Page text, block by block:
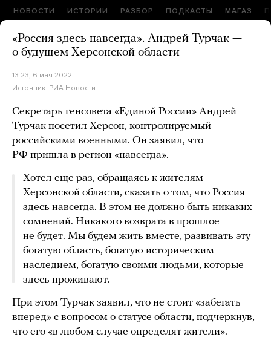
НОВОСТИ ИСТОРИИ РАЗБОР ПОДКАСТЫ МАГАЗ
«Россия здесь навсегда». Андрей Турчак —
о будущем Херсонской области
13:23, 6 мая 2022
Источник: РИА Новости
Секретарь генсовета «Единой России» Андрей
Турчак посетил Херсон, контролируемый
российскими военными. Он заявил, что
РФ пришла в регион «навсегда».
Хотел еще раз, обращаясь к жителям
Херсонской области, сказать о том, что Россия
здесь навсегда. В этом не должно быть никаких
сомнений. Никакого возврата в прошлое
не будет. Мы будем жить вместе, развивать эту
богатую область, богатую историческим
наследием, богатую своими людьми, которые
здесь проживают.
При этом Турчак заявил, что не стоит «забегать
вперед» с вопросом о статусе области, подчеркнув,
что его «в любом случае определят жители».